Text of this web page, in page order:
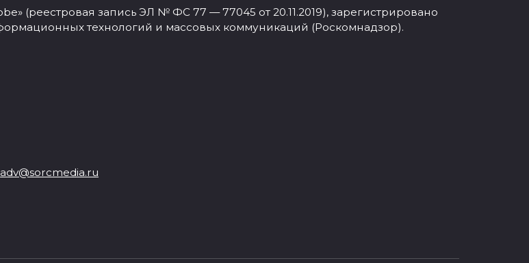
(реестровая запись ЭЛ № ФС 77 — 77045 от 20.11.2019), зарегистрировано
технологий и массовых коммуникаций (Роскомнадзор).
adv@sorcmedia.ru